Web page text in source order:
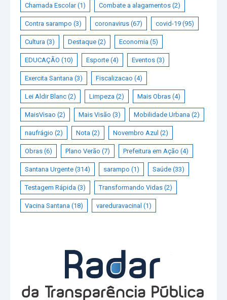
Chamada Escolar(1) Combate a alagamentos (2)
Contra sarampo (3) coronavirus (67) covid-19 (95)
Cultura (3) Destaque (2) Economia (5)
EDUCAÇÃO (10) Esporte (4) Eventos (3)
Exercita Santana (3) Fiscalizacao (4)
Lei Aldir Blanc (2) Limpeza (2) Mais Obras (4)
MaisVisao (2) Mais Visão (3) Mobilidade Urbana (2)
naufrágio (2) Nota (2) Novembro Azul (2)
Obras (6) Plano Verão (7) Prefeitura em Ação (4)
Santana Urgente (314) sarampo (1) Saúde (33)
Testagem Rápida (3) Transformando Vidas (2)
Vacina Santana (18) vareduravacinal (1)